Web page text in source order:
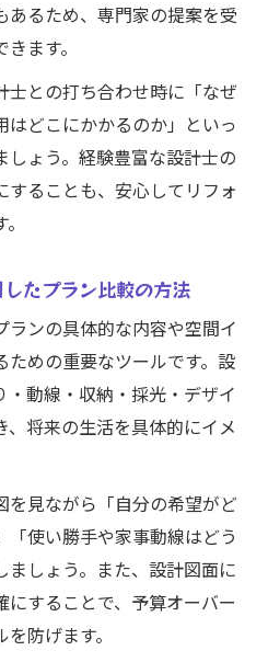
るため、専門家の提案を受
ます。
との打ち合わせ時に「なぜ
はどこにかかるのか」といっ
ょう。経験豊富な設計士の
ることも、安心してリフォ
たプラン比較の方法
ランの具体的な内容や空間イ
めの重要なツールです。設
動線・収納・採光・デザイ
将来の生活を具体的にイメ
を見ながら「自分の希望がど
使い勝手や家事動線はどう
しょう。また、設計図面に
することで、予算オーバー
防げます。